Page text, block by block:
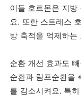
이들 호르몬은 지방
요. 또한 스트레스
방 축적을 억제하는
순환 개선 효과도
순환과 림프순환을
를 감소시켜요. 특